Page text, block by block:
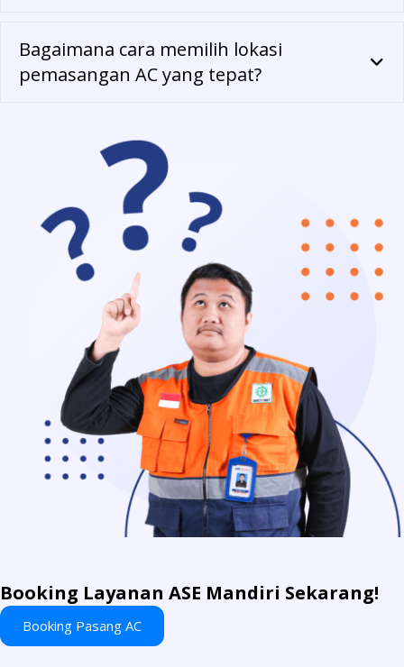
Bagaimana cara memilih lokasi
pemasangan AC yang tepat?
Booking Layanan ASE Mandiri Sekarang!
Booking Pasang AC